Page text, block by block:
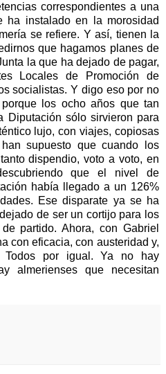
correspondientes a una
ha instalado en la morosidad
se refiere. Y así, tienen la
que hagamos planes de
la que ha dejado de pagar,
Locales de Promoción de
socialistas. Y digo eso por no
los ocho años que tan
Diputación sólo sirvieron para
lujo, con viajes, copiosas
supuesto que cuando los
dispendio, voto a voto, en
que el nivel de
había llegado a un 126%
Ese disparate ya se ha
de ser un cortijo para los
partido. Ahora, con Gabriel
con eficacia, con austeridad y,
Todos por igual. Ya no hay
almerienses que necesitan